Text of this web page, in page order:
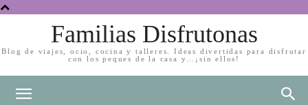
Familias Disfrutonas
Blog de viajes, ocio, cocina y talleres. Ideas divertidas para disfrutar
con los peques de la casa y…¡sin ellos!